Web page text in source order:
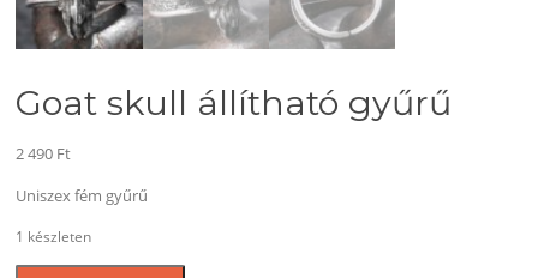
Goat skull állítható gyűrű
2 490 Ft
Uniszex fém gyűrű
1 készleten